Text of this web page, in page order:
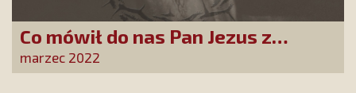
Co mówił do nas Pan Jezus z
Krzyża? Ta kampania poruszy
każde serce!
marzec 2022